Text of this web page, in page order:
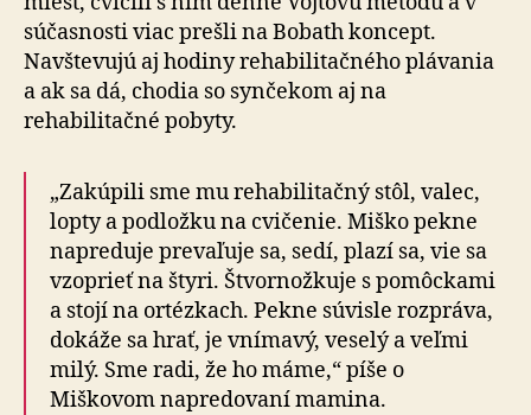
súčasnosti viac prešli na Bobath koncept.
Navštevujú aj hodiny rehabilitačného plávania
a ak sa dá, chodia so synčekom aj na
rehabilitačné pobyty.
„Zakúpili sme mu rehabilitačný stôl, valec,
lopty a podložku na cvičenie. Miško pekne
napreduje prevaľuje sa, sedí, plazí sa, vie sa
vzoprieť na štyri. Štvornožkuje s pomôckami
a stojí na ortézkach. Pekne súvisle rozpráva,
dokáže sa hrať, je vnímavý, veselý a veľmi
milý. Sme radi, že ho máme,“ píše o
Miškovom napredovaní mamina.